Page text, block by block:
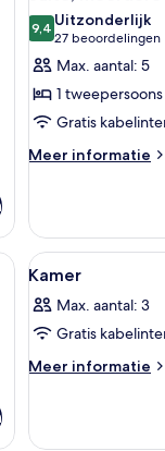
foto's
voor
Suite,
meerdere
bedden
laden
9,49,4 van 10
Uitzonderlijk
27 beoordelingen
(27
beoordelingen)
Max. aantal: 5
1
Gratis
Meer informatie
Meer
meerdere
bedden
bank, eettafel en
Alle
foto's
voor
Kamer
laden
7
Kamer
Max. aantal: 3
Gratis
Meer informatie
Meer